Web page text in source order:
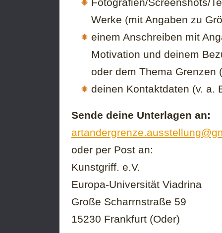
Fotografien/Screenshots/
Werke (mit Angaben zu
einem Anschreiben mit
Motivation und deinem
oder dem Thema Grenzen
deinen Kontaktdaten (v. a.
Sende deine Unterlagen an:
oder per Post an:
Kunstgriff. e.V.
Europa-Universität Viadrina
Große Scharrnstraße 59
15230 Frankfurt (Oder)